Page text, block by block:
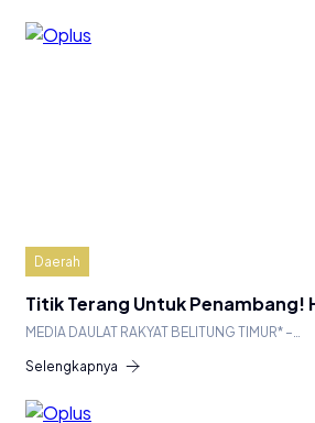
Daerah
Titik Terang Untuk Penambang!
MEDIA DAULAT RAKYAT BELITUNG TIMUR* –…
Selengkapnya